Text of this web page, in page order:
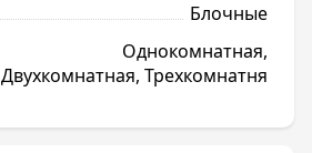
Блочные
Однокомнатная,
Двухкомнатная, Трехкомнатня